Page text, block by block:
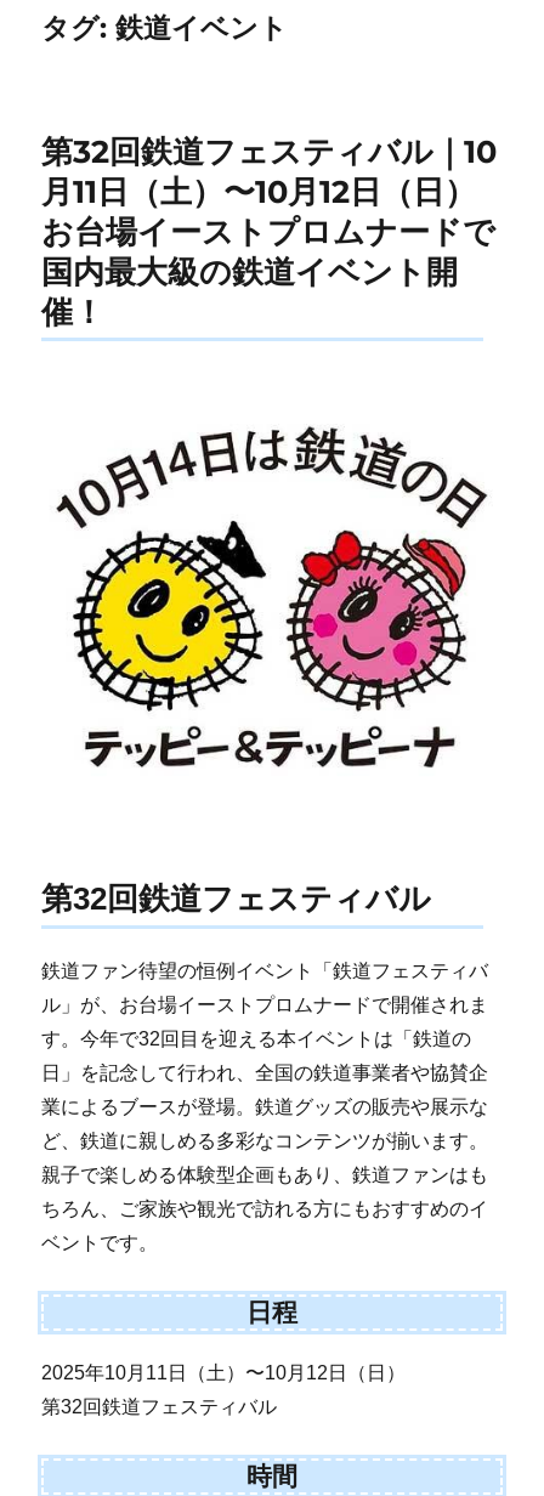
タグ:鉄道イベント
第32回鉄道フェスティバル｜10
月11日（土）〜10月12日（日）
お台場イーストプロムナードで
国内最大級の鉄道イベント開
催！
第32回鉄道フェスティバル
鉄道ファン待望の恒例イベント「鉄道フェスティバ
ル」が、お台場イーストプロムナードで開催されま
す。今年で32回目を迎える本イベントは「鉄道の
日」を記念して行われ、全国の鉄道事業者や協賛企
業によるブースが登場。鉄道グッズの販売や展示な
ど、鉄道に親しめる多彩なコンテンツが揃います。
親子で楽しめる体験型企画もあり、鉄道ファンはも
ちろん、ご家族や観光で訪れる方にもおすすめのイ
ベントです。
日程
2025年10月11日（土）〜10月12日（日）
第32回鉄道フェスティバル
時間